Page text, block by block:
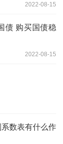
2022-08-15
债 购买国债稳
2022-08-15
数表有什么作